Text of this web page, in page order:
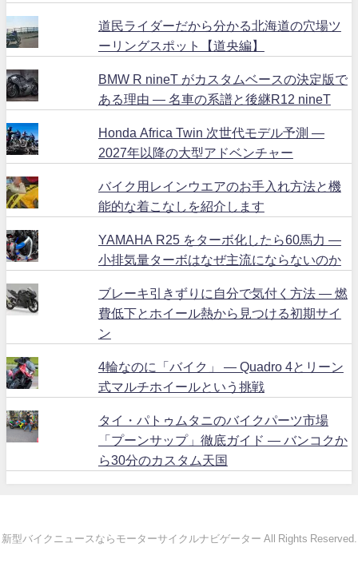
道民ライダーだから分かる北海道の穴場ツ
ーリングスポット【道央編】
BMW R nineT がカスタムベースの決定版で
ある理由 ― 名車の系譜と後継R12 nineT
Honda Africa Twin 次世代モデル予測 ―
2027年以降の大型アドベンチャー
バイク用レインウエアのお手入れ方法と機
能的な着こなしを紹介します
YAMAHA R25 をターボ化したら60馬力 ―
小排気量ターボはなぜ主流にならないのか
ブレーキ引きずりに自分で気付く方法 ― 燃
費低下とホイール熱から見つける初期サイ
ン
4輪なのに「バイク」 ― Quadro 4とリーン
式マルチホイールという挑戦
タイ・パトゥムタニのバイクパーツ市場
「プーンサップ」徹底ガイド ― バンコクか
ら30分のカスタム天国
新型バイクニュースならモーターサイクルナビゲーター All Rights Reserved.